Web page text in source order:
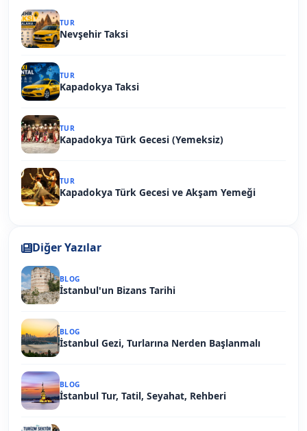
TUR
Nevşehir Taksi
TUR
Kapadokya Taksi
TUR
Kapadokya Türk Gecesi (Yemeksiz)
TUR
Kapadokya Türk Gecesi ve Akşam Yemeği
Diğer Yazılar
BLOG
İstanbul'un Bizans Tarihi
BLOG
İstanbul Gezi, Turlarına Nerden Başlanmalı
BLOG
İstanbul Tur, Tatil, Seyahat, Rehberi